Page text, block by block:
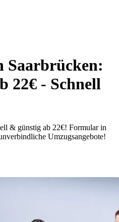
Saarbrücken:
22€ - Schnell
& günstig ab 22€! Formular in
Umzugsangebote!